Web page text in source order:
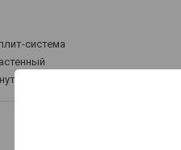
система
блок, внешний блок